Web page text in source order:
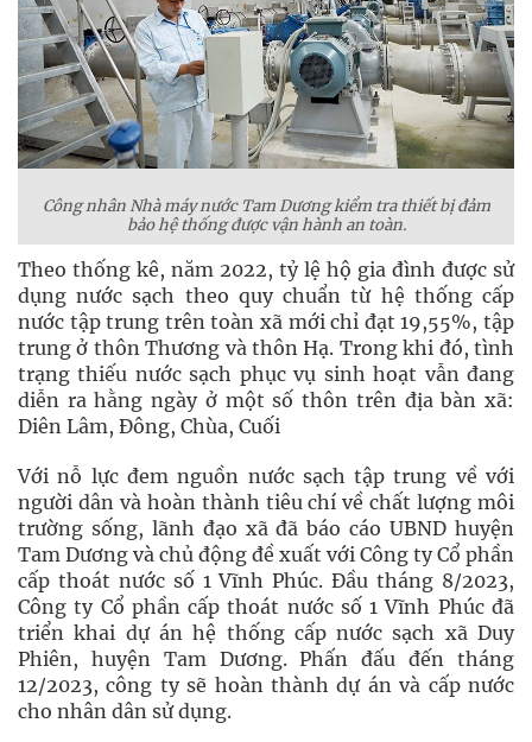
Công nhân Nhà máy nước Tam Dương kiểm tra thiết bị đảm
bảo hệ thống được vận hành an toàn.
Theo thống kê, năm 2022, tỷ lệ hộ gia đình được sử
dụng nước sạch theo quy chuẩn từ hệ thống cấp
nước tập trung trên toàn xã mới chỉ đạt 19,55%, tập
trung ở thôn Thương và thôn Hạ. Trong khi đó, tình
trạng thiếu nước sạch phục vụ sinh hoạt vẫn đang
diễn ra hằng ngày ở một số thôn trên địa bàn xã:
Diên Lâm, Đông, Chùa, Cuối
Với nỗ lực đem nguồn nước sạch tập trung về với
người dân và hoàn thành tiêu chí về chất lượng môi
trường sống, lãnh đạo xã đã báo cáo UBND huyện
Tam Dương và chủ động đề xuất với Công ty Cổ phần
cấp thoát nước số 1 Vĩnh Phúc. Đầu tháng 8/2023,
Công ty Cổ phần cấp thoát nước số 1 Vĩnh Phúc đã
triển khai dự án hệ thống cấp nước sạch xã Duy
Phiên, huyện Tam Dương. Phấn đấu đến tháng
12/2023, công ty sẽ hoàn thành dự án và cấp nước
cho nhân dân sử dụng.